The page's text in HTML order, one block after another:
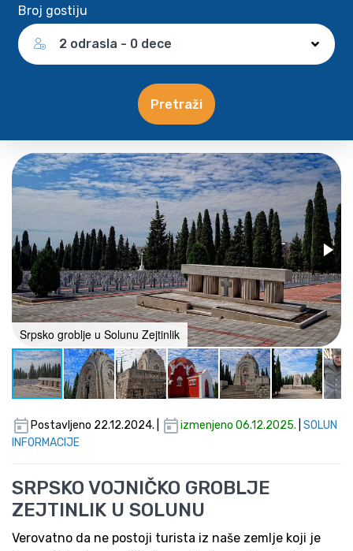
Broj gostiju
2 odrasla - 0 dece
Pretraži
Srpsko groblje u Solunu Zejtinlik
Postavljeno 22.12.2024. | izmenjeno 06.12.2025. SOLUN
INFORMACIJE
SRPSKO VOJNIČKO GROBLJE
ZEJTINLIK U SOLUNU
Verovatno da ne postoji turista iz naše zemlje koji je